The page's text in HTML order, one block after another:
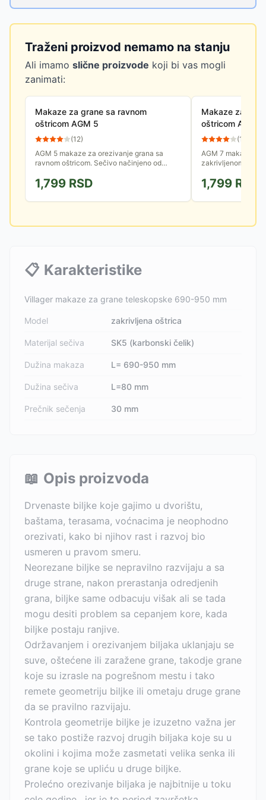
Traženi proizvod nemamo na stanju
Ali imamo slične proizvode koji bi vas mogli
zanimati:
Makaze za grane sa ravnom
oštricom AGM 5
(12)
AGM 5 makaze za orezivanje grana sa
ravnom oštricom. Sečivo načinjeno od
1,799 RSD
Makaze za
oštricom AGM 7
(15
AGM 7 makaze za
zakrivljenom
1,799 RSD
📋 Karakteristike
Villager makaze za grane teleskopske 690-950 mm
Model zakrivljena oštrica
Materijal sečiva SK5 (karbonski čelik)
Dužina makaza L= 690-950 mm
Dužina sečiva L=80 mm
Prečnik sečenja 30 mm
📖 Opis proizvoda
Drvenaste biljke koje gajimo u dvorištu,
baštama, terasama, voćnacima je neophodno
orezivati, kako bi njihov rast i razvoj bio
usmeren u pravom smeru.
Neorezane biljke se nepravilno razvijaju a sa
druge strane, nakon prerastanja odredjenih
grana, biljke same odbacuju višak ali se tada
mogu desiti problem sa cepanjem kore, kada
biljke postaju ranjive.
Održavanjem i orezivanjem biljaka uklanjaju se
suve, oštećene ili zaražene grane, takodje grane
koje su izrasle na pogrešnom mestu i tako
remete geometriju biljke ili ometaju druge grane
da se pravilno razvijaju.
Kontrola geometrije biljke je izuzetno važna jer
se tako postiže razvoj drugih biljaka koje su u
okolini i kojima može zasmetati velika senka ili
grane koje se upliću u druge biljke.
Prolećno orezivanje biljaka je najbitnije u toku